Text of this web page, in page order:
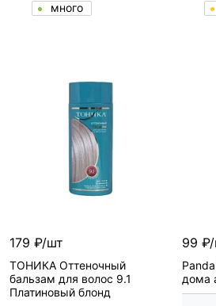
много
179 ₽/шт
ТОНИКА Оттеночный
бальзам для волос 9.1
Платиновый блонд
99
дома